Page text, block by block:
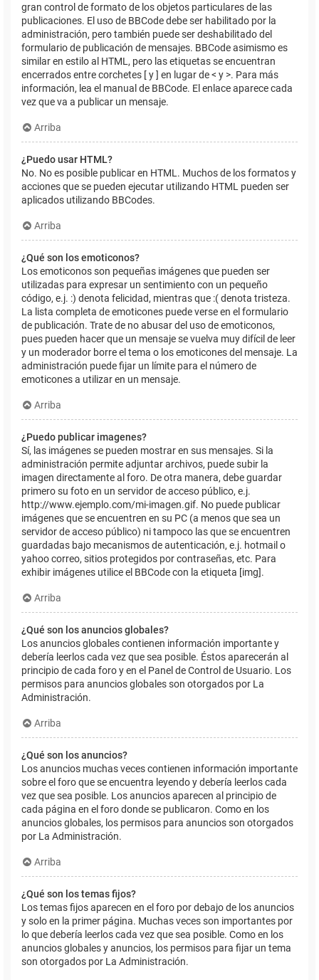
gran control de formato de los objetos particulares de las
publicaciones. El uso de BBCode debe ser habilitado por la
administración, pero también puede ser deshabilitado del
formulario de publicación de mensajes. BBCode asimismo es
similar en estilo al HTML, pero las etiquetas se encuentran
encerrados entre corchetes [ y ] en lugar de < y >. Para más
información, lea el manual de BBCode. El enlace aparece cada
vez que va a publicar un mensaje.
Arriba
¿Puedo usar HTML?
No. No es posible publicar en HTML. Muchos de los formatos y
acciones que se pueden ejecutar utilizando HTML pueden ser
aplicados utilizando BBCodes.
Arriba
¿Qué son los emoticonos?
Los emoticonos son pequeñas imágenes que pueden ser
utilizadas para expresar un sentimiento con un pequeño
código, e.j. :) denota felicidad, mientras que :( denota tristeza.
La lista completa de emoticones puede verse en el formulario
de publicación. Trate de no abusar del uso de emoticonos,
pues pueden hacer que un mensaje se vuelva muy difícil de leer
y un moderador borre el tema o los emoticones del mensaje. La
administración puede fijar un límite para el número de
emoticones a utilizar en un mensaje.
Arriba
¿Puedo publicar imagenes?
Sí, las imágenes se pueden mostrar en sus mensajes. Si la
administración permite adjuntar archivos, puede subir la
imagen directamente al foro. De otra manera, debe guardar
primero su foto en un servidor de acceso público, e.j.
http://www.ejemplo.com/mi-imagen.gif. No puede publicar
imágenes que se encuentren en su PC (a menos que sea un
servidor de acceso público) ni tampoco las que se encuentren
guardadas bajo mecanismos de autenticación, e.j. hotmail o
yahoo correo, sitios protegidos por contraseñas, etc. Para
exhibir imágenes utilice el BBCode con la etiqueta [img].
Arriba
¿Qué son los anuncios globales?
Los anuncios globales contienen información importante y
debería leerlos cada vez que sea posible. Éstos aparecerán al
principio de cada foro y en el Panel de Control de Usuario. Los
permisos para anuncios globales son otorgados por La
Administración.
Arriba
¿Qué son los anuncios?
Los anuncios muchas veces contienen información importante
sobre el foro que se encuentra leyendo y debería leerlos cada
vez que sea posible. Los anuncios aparecen al principio de
cada página en el foro donde se publicaron. Como en los
anuncios globales, los permisos para anuncios son otorgados
por La Administración.
Arriba
¿Qué son los temas fijos?
Los temas fijos aparecen en el foro por debajo de los anuncios
y solo en la primer página. Muchas veces son importantes por
lo que debería leerlos cada vez que sea posible. Como en los
anuncios globales y anuncios, los permisos para fijar un tema
son otorgados por La Administración.